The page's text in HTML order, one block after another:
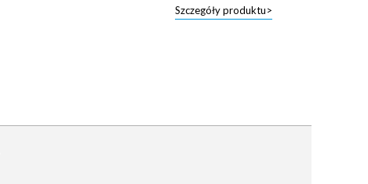
Szczegóły produktu>